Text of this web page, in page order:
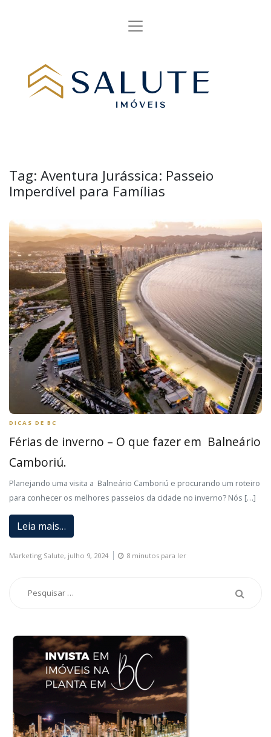
Tag: Aventura Jurássica: Passeio
Imperdível para Famílias
DICAS DE BC
Férias de inverno – O que fazer em Balneário
Camboriú.
Planejando uma visita a Balneário Camboriú e procurando um roteiro
para conhecer os melhores passeios da cidade no inverno? Nós […]
Leia mais…
Marketing Salute, julho 9, 2024 8 minutos para ler